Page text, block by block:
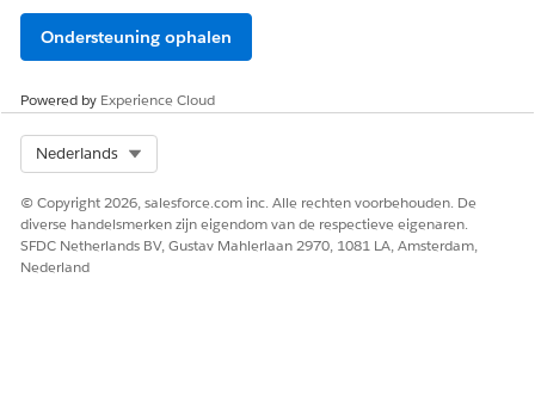
Ondersteuning ophalen
Powered by Experience Cloud
Nederlands
© Copyright 2026, salesforce.com inc. Alle rechten voorbehouden. De
diverse handelsmerken zijn eigendom van de respectieve eigenaren.
SFDC Netherlands BV, Gustav Mahlerlaan 2970, 1081 LA, Amsterdam,
Nederland